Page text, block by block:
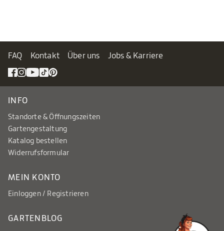
FAQ Kontakt Über uns Jobs & Karriere
INFO
Standorte & Öffnungszeiten
Gartengestaltung
Katalog bestellen
Widerrufsformular
MEIN KONTO
Einloggen / Registrieren
GARTENBLOG